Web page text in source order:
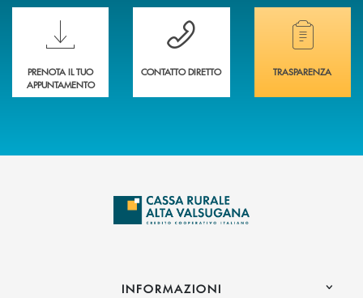
Scopri le funzionalità della nuova PRENOTA BANCA
PRENOTA IL TUO
APPUNTAMENTO
Hai bisogno di assistenza immediata?
CONTATTO DIRETTO
Hai bisogno di
TRASPARENZA
INFORMAZIONI